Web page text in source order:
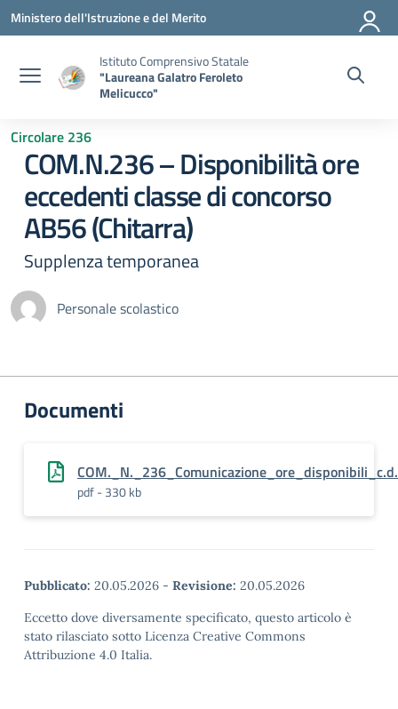
Vai ai contenuti
Vai al menu di navigazione
Vai al footer
Ministero dell'Istruzione e del Merito
Istituto Comprensivo Statale
"Laureana Galatro Feroleto
Melicucco"
Circolare 236
COM.N.236 – Disponibilità ore
eccedenti classe di concorso
AB56 (Chitarra)
Supplenza temporanea
Personale scolastico
Documenti
pdf - 330 kb
Pubblicato: 20.05.2026 - Revisione: 20.05.2026
Eccetto dove diversamente specificato, questo articolo è
stato rilasciato sotto Licenza Creative Commons
Attribuzione 4.0 Italia.